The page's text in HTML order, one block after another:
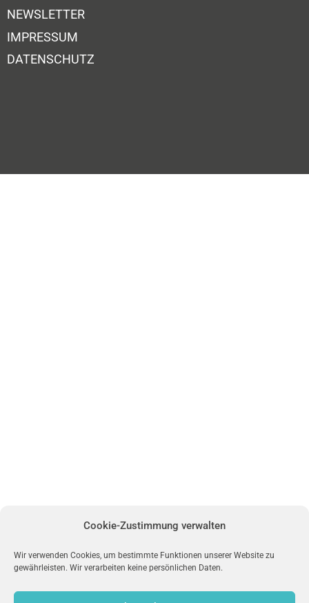
Cookie-Zustimmung verwalten
Wir verwenden Cookies, um bestimmte Funktionen unserer Website zu
gewährleisten. Wir verarbeiten keine persönlichen Daten.
NEWSLETTER
IMPRESSUM
DATENSCHUTZ